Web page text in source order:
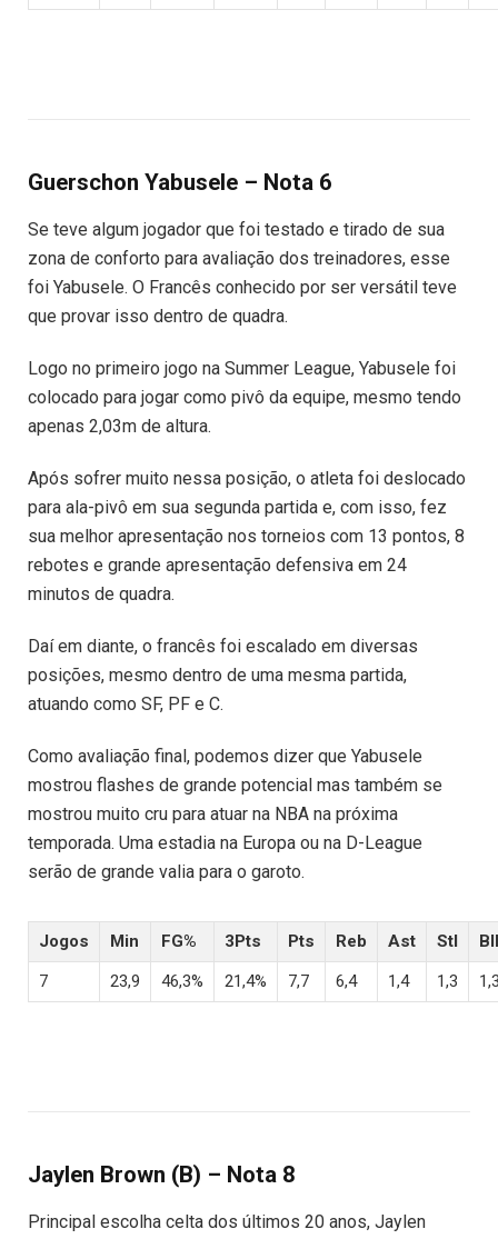
Guerschon Yabusele – Nota 6
Se teve algum jogador que foi testado e tirado de sua
zona de conforto para avaliação dos treinadores, esse
foi Yabusele. O Francês conhecido por ser versátil teve
que provar isso dentro de quadra.
Logo no primeiro jogo na Summer League, Yabusele foi
colocado para jogar como pivô da equipe, mesmo tendo
apenas 2,03m de altura.
Após sofrer muito nessa posição, o atleta foi deslocado
para ala-pivô em sua segunda partida e, com isso, fez
sua melhor apresentação nos torneios com 13 pontos, 8
rebotes e grande apresentação defensiva em 24
minutos de quadra.
Daí em diante, o francês foi escalado em diversas
posições, mesmo dentro de uma mesma partida,
atuando como SF, PF e C.
Como avaliação final, podemos dizer que Yabusele
mostrou flashes de grande potencial mas também se
mostrou muito cru para atuar na NBA na próxima
temporada. Uma estadia na Europa ou na D-League
serão de grande valia para o garoto.
Jogos Min FG% 3Pts Pts Reb Ast Stl
7
23,9 46,3% 21,4% 7,7 6,4 1,4 1,3
Jaylen Brown (B) – Nota 8
Principal escolha celta dos últimos 20 anos, Jaylen